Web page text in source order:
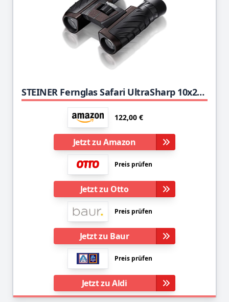
STEINER Fernglas Safari UltraSharp 10x26 - Deutsche Qualitätsoptik, 10-fach Zoom, kompakt, leicht, ideal für Reisen, Wandern, Sport- und Naturbeobachtung
122,00 €
Jetzt zu Amazon
Preis prüfen
Jetzt zu Otto
Preis prüfen
Jetzt zu Baur
Preis prüfen
Jetzt zu Aldi